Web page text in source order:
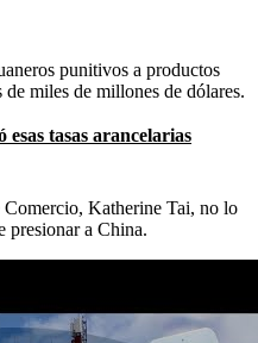
punitivos a productos
miles de millones de dólares.
esas tasas arancelarias
Comercio, Katherine Tai, no lo
presionar a China.